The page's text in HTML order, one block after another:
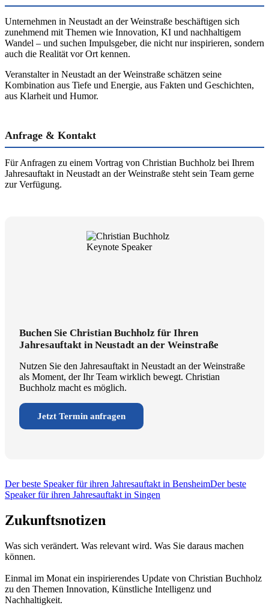
Unternehmen in Neustadt an der Weinstraße beschäftigen sich
zunehmend mit Themen wie Innovation, KI und nachhaltigem
Wandel – und suchen Impulsgeber, die nicht nur inspirieren, sondern
auch die Realität vor Ort kennen.
Veranstalter in Neustadt an der Weinstraße schätzen seine
Kombination aus Tiefe und Energie, aus Fakten und Geschichten,
aus Klarheit und Humor.
Anfrage & Kontakt
Für Anfragen zu einem Vortrag von Christian Buchholz bei Ihrem
Jahresauftakt in Neustadt an der Weinstraße steht sein Team gerne
zur Verfügung.
Buchen Sie Christian Buchholz für Ihren
Jahresauftakt in Neustadt an der Weinstraße
Nutzen Sie den Jahresauftakt in Neustadt an der Weinstraße
als Moment, der Ihr Team wirklich bewegt. Christian
Buchholz macht es möglich.
Jetzt Termin anfragen
Der beste Speaker für ihren Jahresauftakt in BensheimDer beste
Speaker für ihren Jahresauftakt in Singen
Zukunftsnotizen
Was sich verändert. Was relevant wird. Was Sie daraus machen
können.
Einmal im Monat ein inspirierendes Update von Christian Buchholz
zu den Themen Innovation, Künstliche Intelligenz und
Nachhaltigkeit.